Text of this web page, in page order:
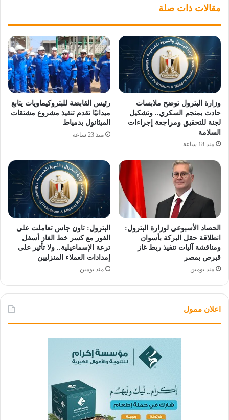
مقالات ذات صلة
وزارة البترول توضح ملابسات
حادث بمنجم السكري.. وتشكيل
لجنة للتحقيق ومراجعة إجراءات
السلامة
منذ 18 ساعة
رئيس القابضة للبتروكيماويات يتابع
ميدانيًا تقدم تنفيذ مشروع مشتقات
الميثانول بدمياط
منذ 23 ساعة
الحصاد الأسبوعي لوزارة البترول:
انطلاقة حقل البركة بأسوان
ومناقشة آليات تنفيذ ربط غاز
قبرص بمصر
منذ يومين
البترول: تاون جاس تعاملت على
الفور مع كسر خط الغاز أسفل
ترعة الإسماعيلية.. ولا تأثير على
إمدادات العملاء المنزليين
منذ يومين
اعلان ممول